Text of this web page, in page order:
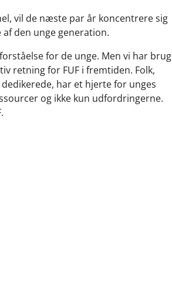
vil de næste par år koncentrere sig
den unge generation.
for de unge. Men vi har brug
retning for FUF i fremtiden. Folk,
har et hjerte for unges
og ikke kun udfordringerne.